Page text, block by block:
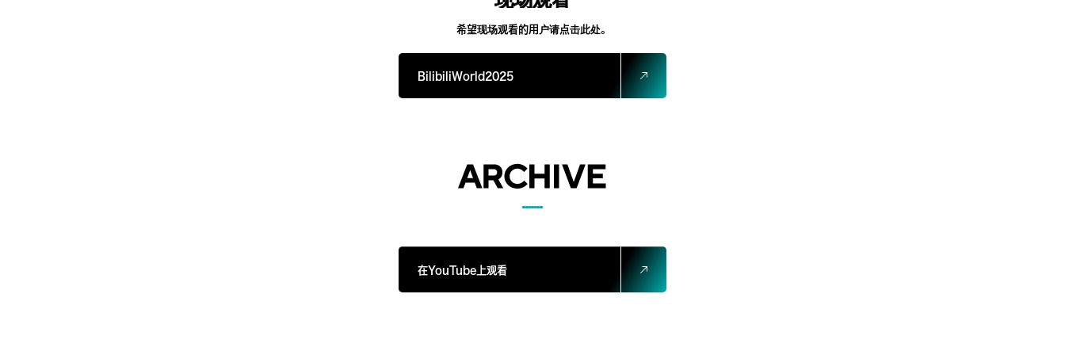
希望现场观看的用户请点击此处。
BilibiliWorld2025
在YouTube上观看